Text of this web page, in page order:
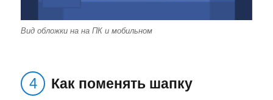
Вид обложки на на ПК и мобильном
Как поменять шапку